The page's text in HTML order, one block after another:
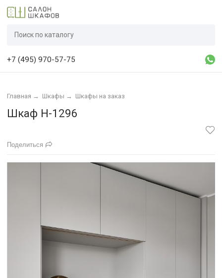
+7 (495) 970-57-75
Главная → Шкафы → Шкафы на заказ
Шкаф Н-1296
Поделиться